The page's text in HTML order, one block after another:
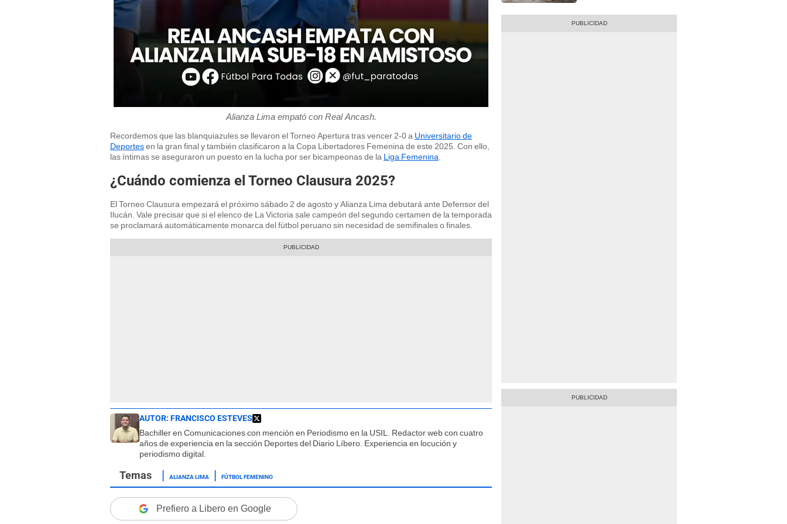
Alianza Lima empató con Real Ancash.
Recordemos que las blanquiazules se llevaron el Torneo Apertura tras vencer 2-0 a Universitario de
Deportesen la gran final y también clasificaron a la Copa Libertadores Femenina de este 2025. Con ello,
las íntimas se aseguraron un puesto en la lucha por ser bicampeonas de la Liga Femenina
¿Cuándo comienza el Torneo Clausura 2025?
El Torneo Clausura empezará el próximo sábado 2 de agosto y Alianza Lima debutará ante Defensor del
Ilucán. Vale precisar que si el elenco de La Victoria sale campeón del segundo certamen de la temporada
se proclamará automáticamente monarca del fútbol peruano sin necesidad de semifinales o finales.
AUTOR: FRANCISCO ESTEVES
Bachiller en Comunicaciones con mención en Periodismo en la USIL. Redactor web con cuatro
años de experiencia en la sección Deportes del Diario Líbero. Experiencia en locución y
periodismo digital.
ALIANZA LIMA FÚTBOL FEMENINO
Prefiero a Libero en Google